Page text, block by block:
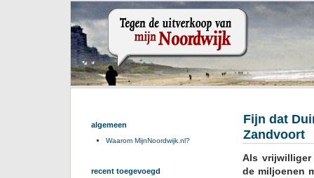
Fijn dat
Zandvoort
Als vrijwilliger
de miljoenen
algemeen
Waarom MijnNoordwijk.nl?
recent toegevoegd